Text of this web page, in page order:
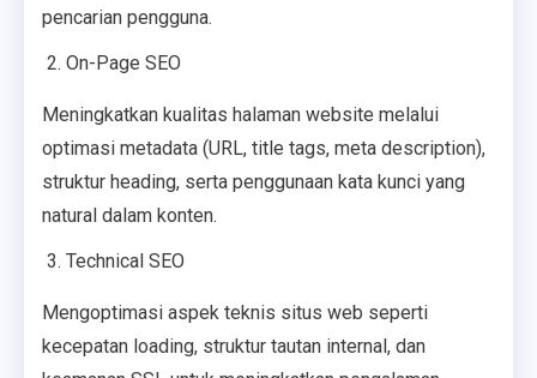
pencarian pengguna.
On-Page SEO
Meningkatkan kualitas halaman website melalui
optimasi metadata (URL, title tags, meta description),
struktur heading, serta penggunaan kata kunci yang
natural dalam konten.
Technical SEO
Mengoptimasi aspek teknis situs web seperti
kecepatan loading, struktur tautan internal, dan